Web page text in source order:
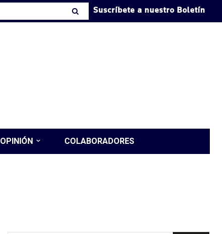
Suscríbete a nuestro Boletín
OPINIÓN COLABORADORES